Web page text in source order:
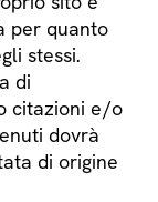
per quanto
stessi.
di
citazioni e/o
dovrà
di origine